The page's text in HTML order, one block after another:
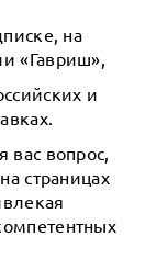
на
«Гавриш»,
и
вопрос,
страницах